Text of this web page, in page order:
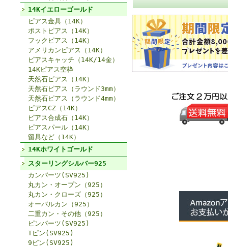
14Kイエローゴールド
ピアス金具（14K）
ポストピアス（14K）
フックピアス（14K）
アメリカンピアス（14K）
ピアスキャッチ（14K/14金）
14Kピアス空枠
天然石ピアス（14K）
天然石ピアス（ラウンド3mm）
天然石ピアス（ラウンド4mm）
ピアスCZ（14K）
ピアス合成石（14K）
ピアスパール（14K）
留具など（14K）
14Kホワイトゴールド
スターリングシルバー925
カンパーツ(SV925)
丸カン・オープン（925）
丸カン・クローズ（925）
オーバルカン（925）
二重カン・その他（925）
ピンパーツ(SV925)
Tピン(SV925)
9ピン(SV925)